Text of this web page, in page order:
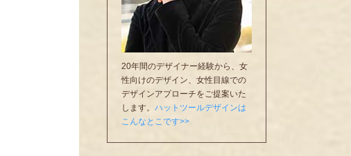
20年間のデザイナー経験から、女
性向けのデザイン、女性目線での
デザインアプローチをご提案いた
します。 ハットツールデザインは
こんなとこです>>